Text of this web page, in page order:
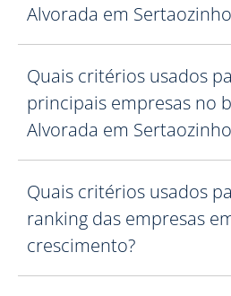
Alvorada em
Quais critérios usados
principais empresas no
Alvorada em
Quais critérios usados
ranking das empresas
crescimento?